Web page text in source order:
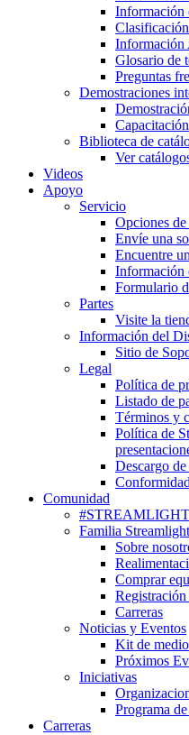
Información
Glosario de
Preguntas
Demostraciones
Biblioteca de
Ver
Videos
Apoyo
Servicio
Opciones
Envíe una
Encuentre
Información
Formulario
Partes
Visite la
Información del
Sitio de
Legal
Política de
Listado de
Términos y
Política de
Descargo
Conformidad
Comunidad
Familia Streamlight
Sobre
Comprar
Carreras
Noticias y Eventos
Kit de
Próximos
Iniciativas
Programa
Carreras